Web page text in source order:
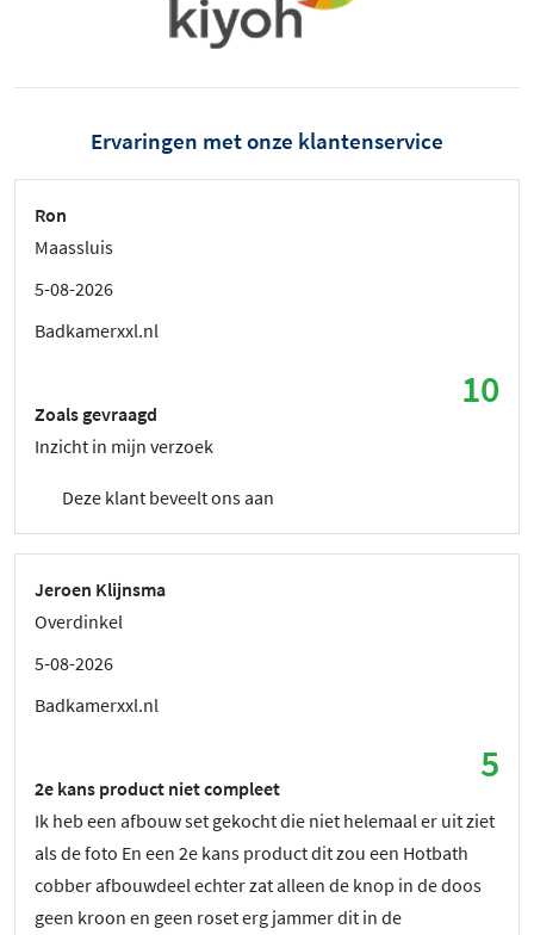
Ervaringen met onze klantenservice
Ron
Maassluis
5-08-2026
Badkamerxxl.nl
10
Zoals gevraagd
Inzicht in mijn verzoek
Deze klant beveelt ons aan
Jeroen Klijnsma
Overdinkel
5-08-2026
Badkamerxxl.nl
5
2e kans product niet compleet
Ik heb een afbouw set gekocht die niet helemaal er uit ziet
als de foto En een 2e kans product dit zou een Hotbath
cobber afbouwdeel echter zat alleen de knop in de doos
geen kroon en geen roset erg jammer dit in de